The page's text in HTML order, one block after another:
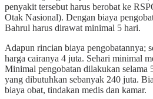
penyakit tersebut harus berobat ke
Otak Nasional). Dengan biaya
Bahrul harus dirawat minimal 5 hari.
Adapun rincian biaya pengobatannya;
harga cairanya 4 juta. Sehari minimal
Minimal pengobatan dilakukan selama
yang dibutuhkan sebanyak 240 juta.
biaya obat, tindakan medis dan kamar.